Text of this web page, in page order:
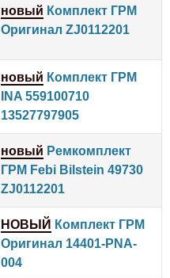
новый Комплект ГРМ
Оригинал ZJ0112201
новый Комплект ГРМ
INA 559100710
13527797905
новый Ремкомплект
ГРМ Febi Bilstein 49730
ZJ0112201
НОВЫЙ Комплект ГРМ
Оригинал 14401-PNA-
004